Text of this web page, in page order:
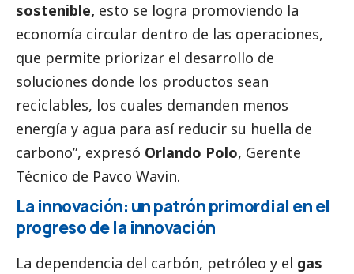
sostenible, esto se logra promoviendo la
economía circular dentro de las operaciones,
que permite priorizar el desarrollo de
soluciones donde los productos sean
reciclables, los cuales demanden menos
energía y agua para así reducir su huella de
carbono”, expresó Orlando Polo, Gerente
Técnico de Pavco Wavin.
La innovación: un patrón primordial en el
progreso de la innovación
La dependencia del carbón, petróleo y el gas